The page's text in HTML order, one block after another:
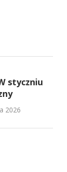
styczniu
2026